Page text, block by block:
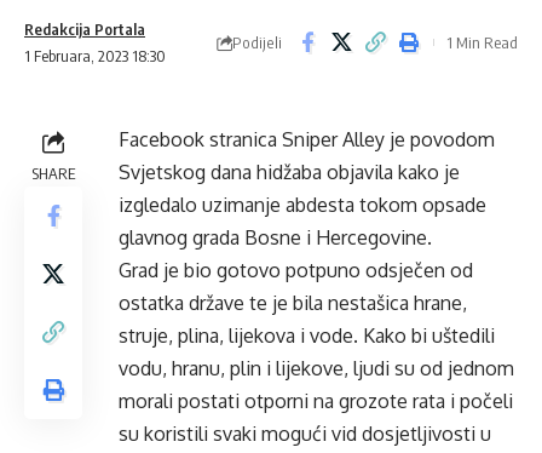
1 Februara, 2023 18:30
Redakcija Portala
Podijeli 1 Min Read
SHARE
Facebook stranica Sniper Alley je povodom
Svjetskog dana hidžaba objavila kako je
izgledalo uzimanje abdesta tokom opsade
glavnog grada Bosne i Hercegovine.
Grad je bio gotovo potpuno odsječen od
ostatka države te je bila nestašica hrane,
struje, plina, lijekova i vode. Kako bi uštedili
vodu, hranu, plin i lijekove, ljudi su od jednom
morali postati otporni na grozote rata i počeli
su koristili svaki mogući vid dosjetljivosti u